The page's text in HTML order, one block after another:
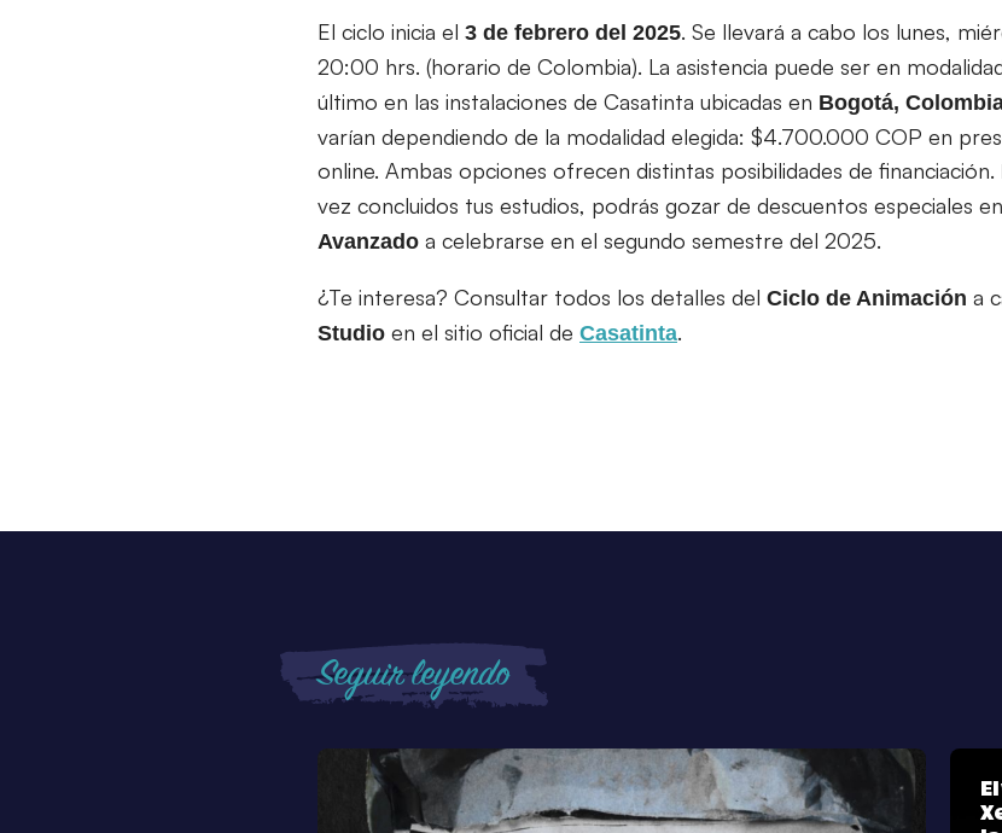
El ciclo inicia el 3 de febrero del 2025. Se llevará a cabo los lunes,
20:00 hrs. (horario de Colombia). La asistencia puede ser en
último en las instalaciones de Casatinta ubicadas en Bogotá,
varían dependiendo de la modalidad elegida: $4.700.000 COP en
online. Ambas opciones ofrecen distintas posibilidades de financiación.
vez concluidos tus estudios, podrás gozar de descuentos especiales
Avanzado a celebrarse en el segundo semestre del 2025.
¿Te interesa? Consultar todos los detalles del Ciclo de Animación a
Studio en el sitio oficial de Casatinta.
Seguir leyendo